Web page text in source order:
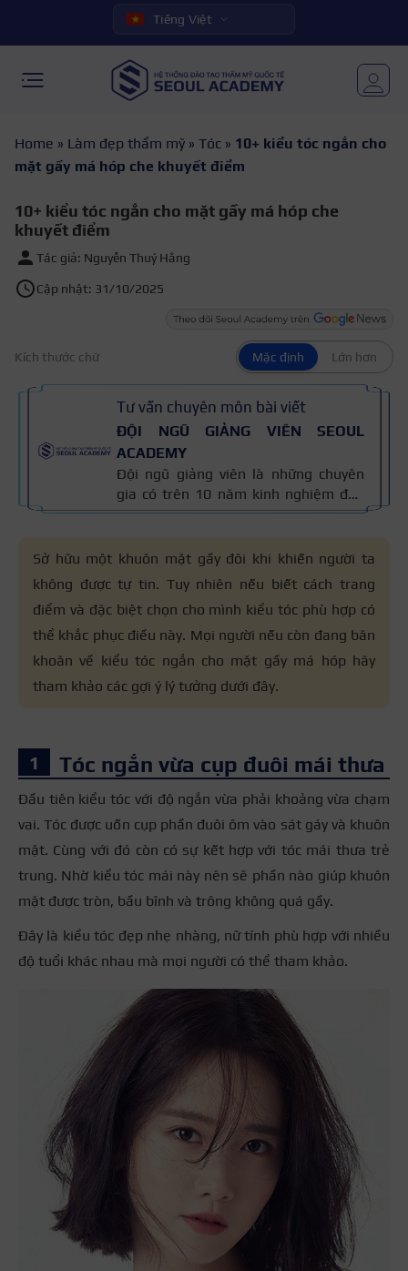
Tiếng Việt
Home » Làm đẹp thẩm mỹ » Tóc » 10+ kiểu tóc ngắn cho
mặt gầy má hóp che khuyết điểm
10+ kiểu tóc ngắn cho mặt gầy má hóp che
khuyết điểm
Tác giả: Nguyễn Thuý Hằng
Cập nhật: 31/10/2025
Kích thước chữ Mặc định Lớn hơn
Tư vấn chuyên môn bài viết
ĐỘI NGŨ GIẢNG VIÊN SEOUL
ACADEMY
Đội ngũ giảng viên là những chuyên
gia có trên 10 năm kinh nghiệm đào
tạo nghề và kiến thức thẩm mỹ
nối mi, trang điểm, tóc. Nội dung bài
đào tạo và kinh nghiệm giảng dạy
thực tế, đồng thời được cập nhật
thường xuyên để đảm bảo tính chính
xác.
Sở hữu một khuôn mặt gầy đôi khi khiến người ta
không được tự tin. Tuy nhiên nếu biết cách trang
điểm và đặc biệt chọn cho mình kiểu tóc phù hợp có
thể khắc phục điều này. Mọi người nếu còn đang băn
khoăn về kiểu tóc ngắn cho mặt gầy má hóp hãy
tham khảo các gợi ý lý tưởng dưới đây.
Tóc ngắn vừa cụp đuôi mái thưa
Đầu tiên kiểu tóc với độ ngắn vừa phải khoảng vừa chạm
vai. Tóc được uốn cụp phần đuôi ôm vào sát gáy và khuôn
mặt. Cùng với đó còn có sự kết hợp với tóc mái thưa trẻ
trung. Nhờ kiểu tóc mái này nên sẽ phần nào giúp khuôn
mặt được tròn, bầu bĩnh và trông không quá gầy.
Đây là kiểu tóc đẹp nhẹ nhàng, nữ tính phù hợp với nhiều
độ tuổi khác nhau mà mọi người có thể tham khảo.